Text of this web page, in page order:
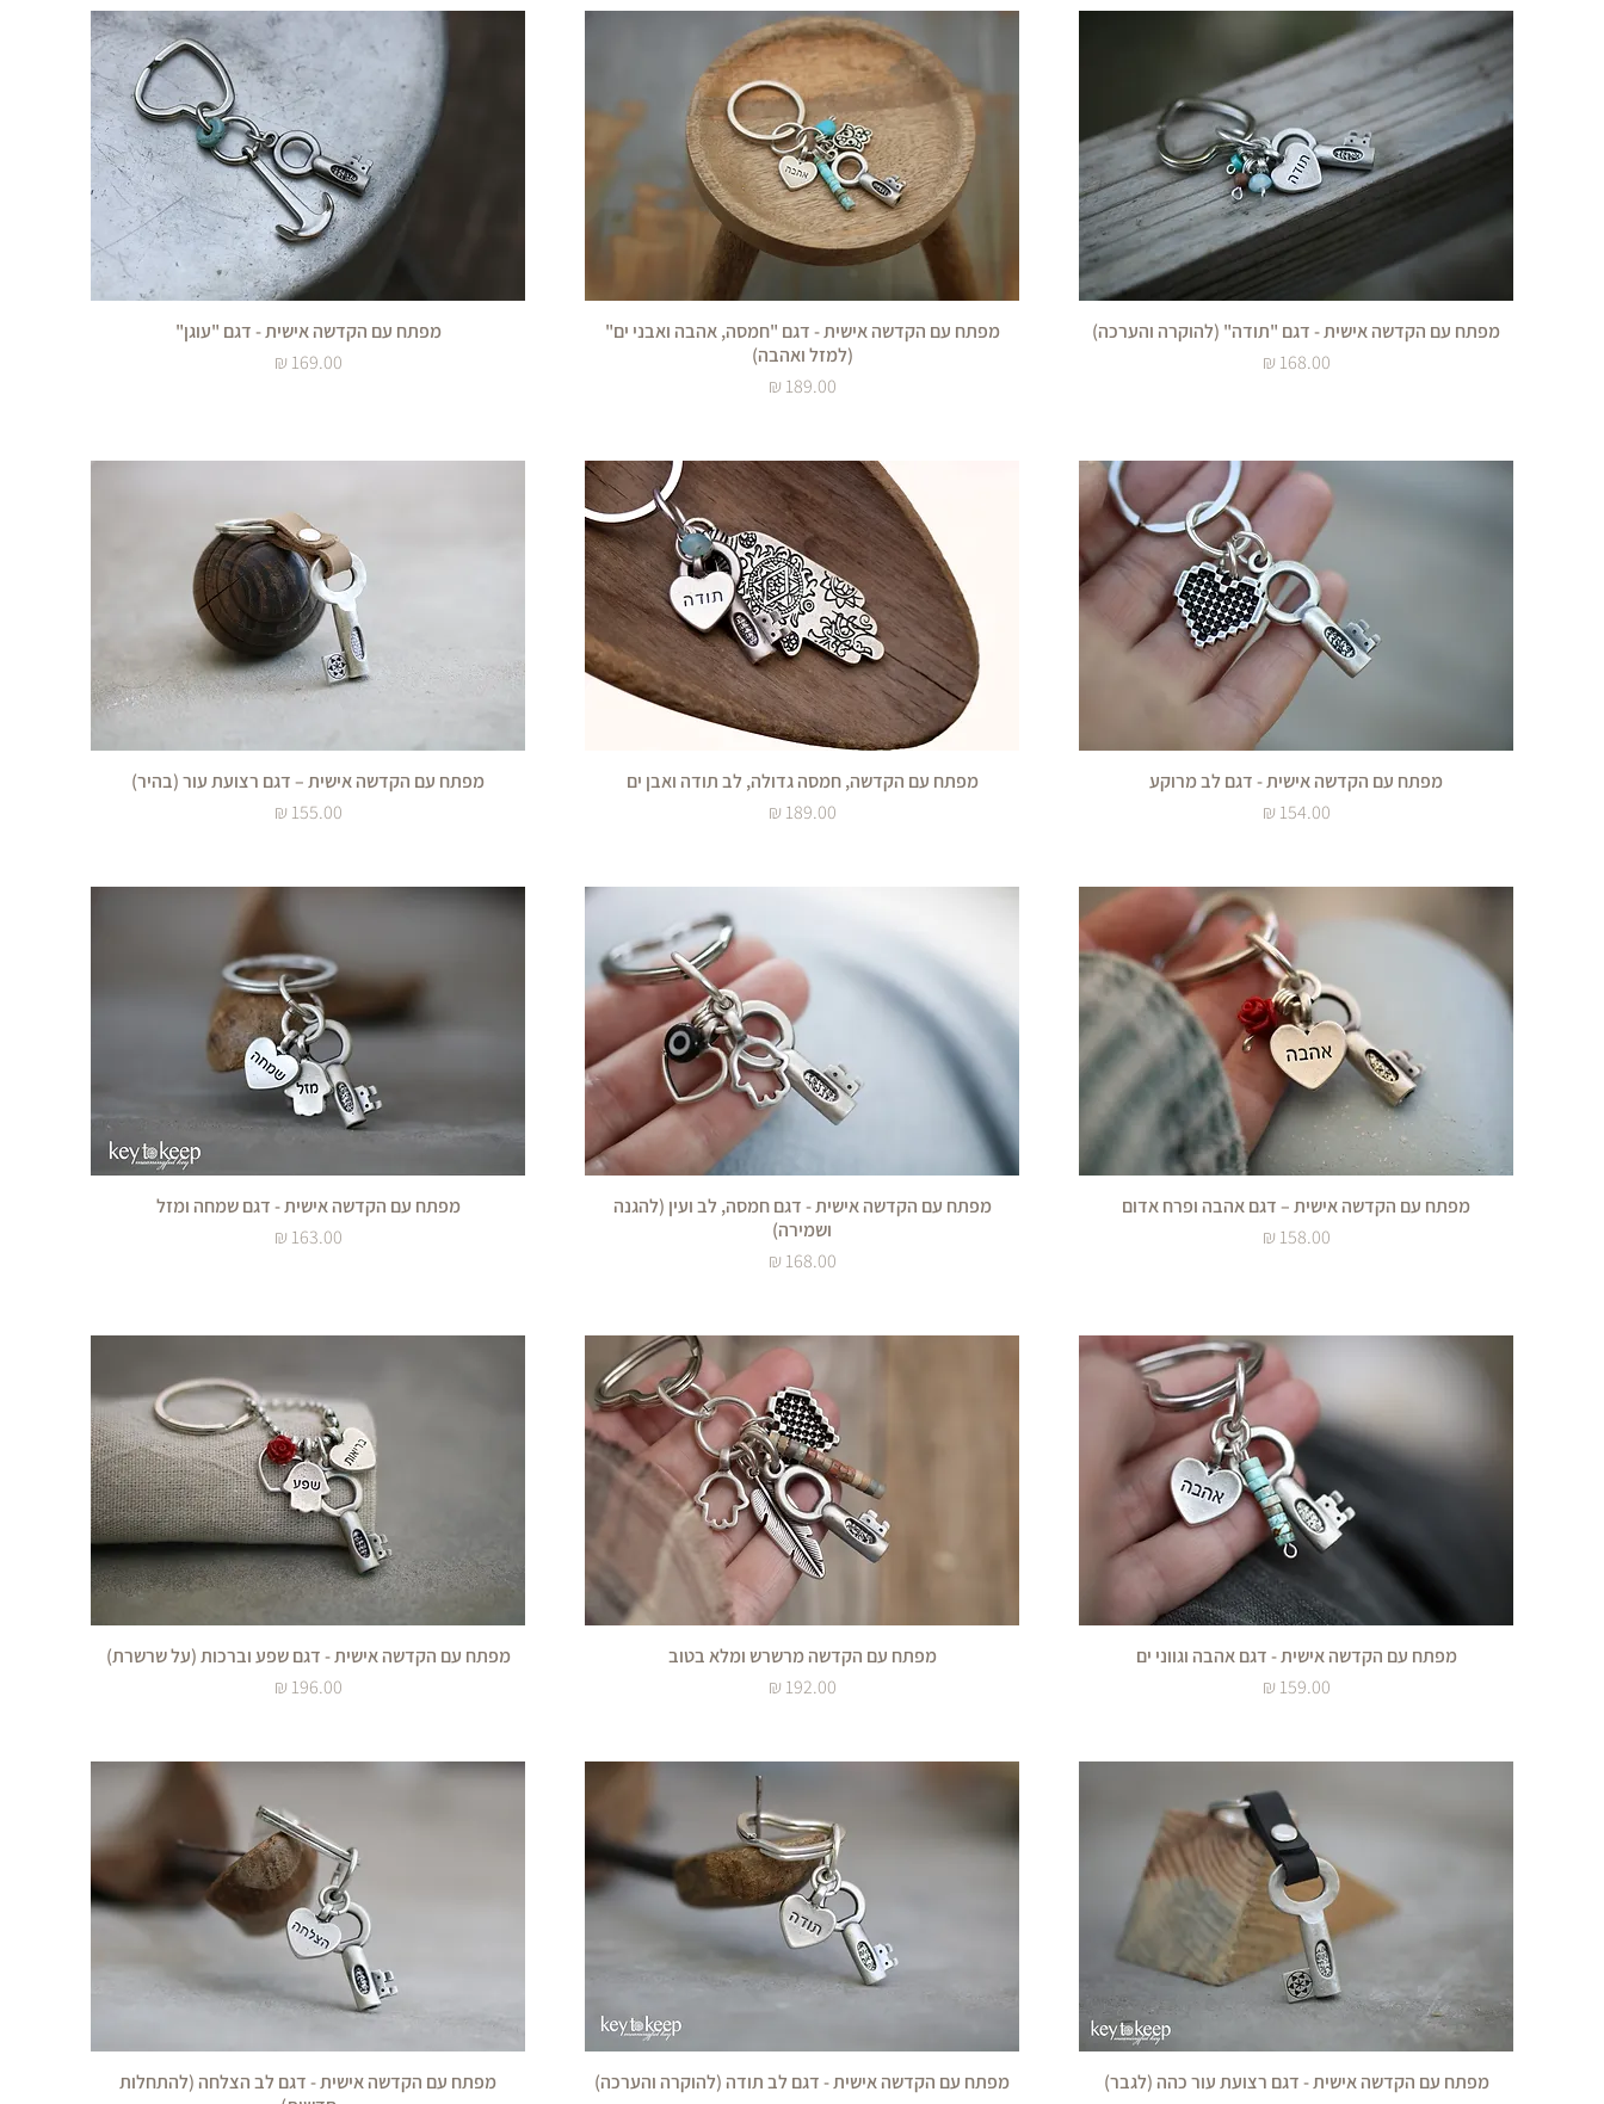
מפתח עם הקדשה אישית - דגם "תודה" (להוקרה והערכה)
מחיר
מפתח עם הקדשה אישית - דגם "חמסה, אהבה ואבני ים"
(למזל ואהבה)
מחיר
מפתח עם הקדשה אישית - דגם "עוגן"
מחיר
מפתח עם הקדשה אישית - דגם לב מרוקע
מחיר
מפתח עם הקדשה, חמסה גדולה, לב תודה ואבן ים
מחיר
מפתח עם הקדשה אישית – דגם רצועת עור (בהיר)
מחיר
מפתח עם הקדשה אישית – דגם אהבה ופרח אדום
מחיר
מפתח עם הקדשה אישית - דגם חמסה, לב ועין (להגנה
ושמירה)
מחיר
מפתח עם הקדשה אישית - דגם שמחה ומזל
מחיר
מפתח עם הקדשה אישית - דגם אהבה וגווני ים
מחיר
מפתח עם הקדשה מרשרש ומלא בטוב
מחיר
מפתח עם הקדשה אישית - דגם שפע וברכות (על שרשרת)
מחיר
מפתח עם הקדשה אישית - דגם רצועת עור כהה (לגבר)
מפתח עם הקדשה אישית - דגם לב תודה (להוקרה והערכה)
מפתח עם הקדשה אישית - דגם לב הצלחה (להתחלות